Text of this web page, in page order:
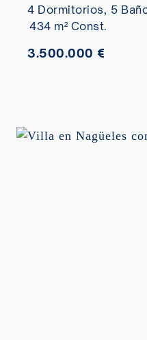
4 Dormitorios, 5
434 m² Const.
3.500.000 €